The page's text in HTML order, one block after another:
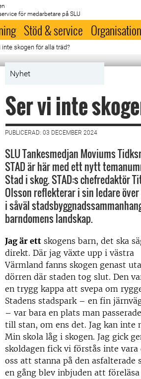
för medarbetare på SLU
Stöd & service
inte skogen för alla träd?
Nyhet
Ser vi inte
PUBLICERAD: 03 DECEMBER 2024
SLU Tankesmedjan Moviums
STAD är här med ett nytt
Stad i skog. STAD:s chefredaktör
Olsson reflekterar i sin ledare över
i såväl
barndomens landskap.
Jag är ett skogens barn, det ska
direkt. Där jag växte upp i västra
Värmland fanns skogen genast
dörren där staden tog slut. Den
en trygg kappa att svepa om
Stadens stadspark – en fin
– var bara en plats man
till stan, om ens det. Jag kan inte
Min skola låg i skogen. Jag gick
skoldagen fick vi förstås inte
oss att stanna på den asfalterade
en gång blev inbjuden att